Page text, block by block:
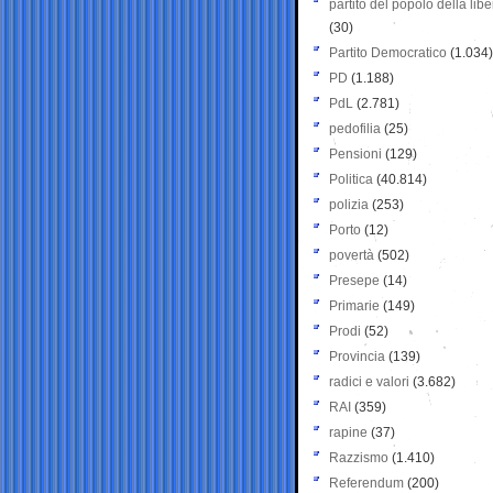
partito del popolo della
(30)
Partito Democratico (1.034)
PD (1.188)
PdL (2.781)
pedofilia (25)
Pensioni (129)
Politica (40.814)
polizia (253)
Porto (12)
povertà (502)
Presepe (14)
Primarie (149)
Prodi (52)
Provincia (139)
radici e valori (3.682)
RAI (359)
rapine (37)
Razzismo (1.410)
Referendum (200)